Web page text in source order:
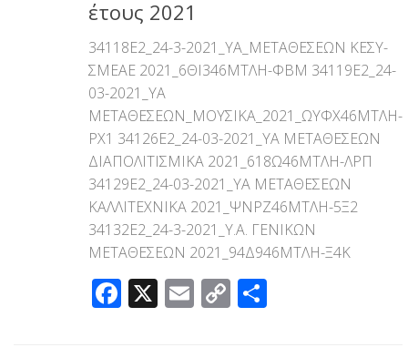
έτους 2021
34118Ε2_24-3-2021_YA_ΜΕΤΑΘΕΣΕΩΝ ΚΕΣΥ-
ΣΜΕΑΕ 2021_6ΘΙ346ΜΤΛΗ-ΦΒΜ 34119E2_24-
03-2021_ΥΑ
ΜΕΤΑΘΕΣΕΩΝ_ΜΟΥΣΙΚΑ_2021_ΩΥΦΧ46ΜΤΛΗ-
ΡΧ1 34126E2_24-03-2021_ΥΑ ΜΕΤΑΘΕΣΕΩΝ
ΔΙΑΠΟΛΙΤΙΣΜΙΚΑ 2021_618Ω46ΜΤΛΗ-ΛΡΠ
34129E2_24-03-2021_ΥΑ ΜΕΤΑΘΕΣΕΩΝ
ΚΑΛΛΙΤΕΧΝΙΚΑ 2021_ΨΝΡΖ46ΜΤΛΗ-5Ξ2
34132Ε2_24-3-2021_Υ.Α. ΓΕΝΙΚΩΝ
ΜΕΤΑΘΕΣΕΩΝ 2021_94Δ946ΜΤΛΗ-Ξ4Κ
Facebook
X Email
Copy